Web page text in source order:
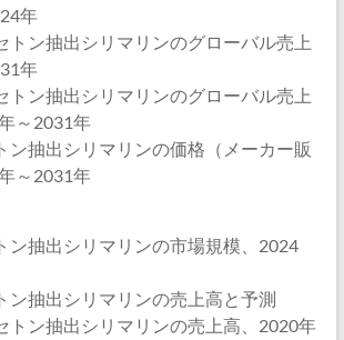
年
ン抽出シリマリンのグローバル売上
年
ン抽出シリマリンのグローバル売上
～2031年
ン抽出シリマリンの価格（メーカー販
～2031年
ン抽出シリマリンの市場規模、2024
ン抽出シリマリンの売上高と予測
ン抽出シリマリンの売上高、2020年